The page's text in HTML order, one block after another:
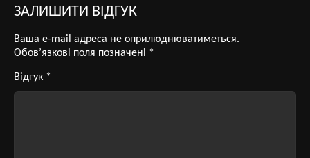
ЗАЛИШИТИ ВІДГУК
Ваша e-mail адреса не оприлюднюватиметься.
Обов’язкові поля позначені *
Відгук *